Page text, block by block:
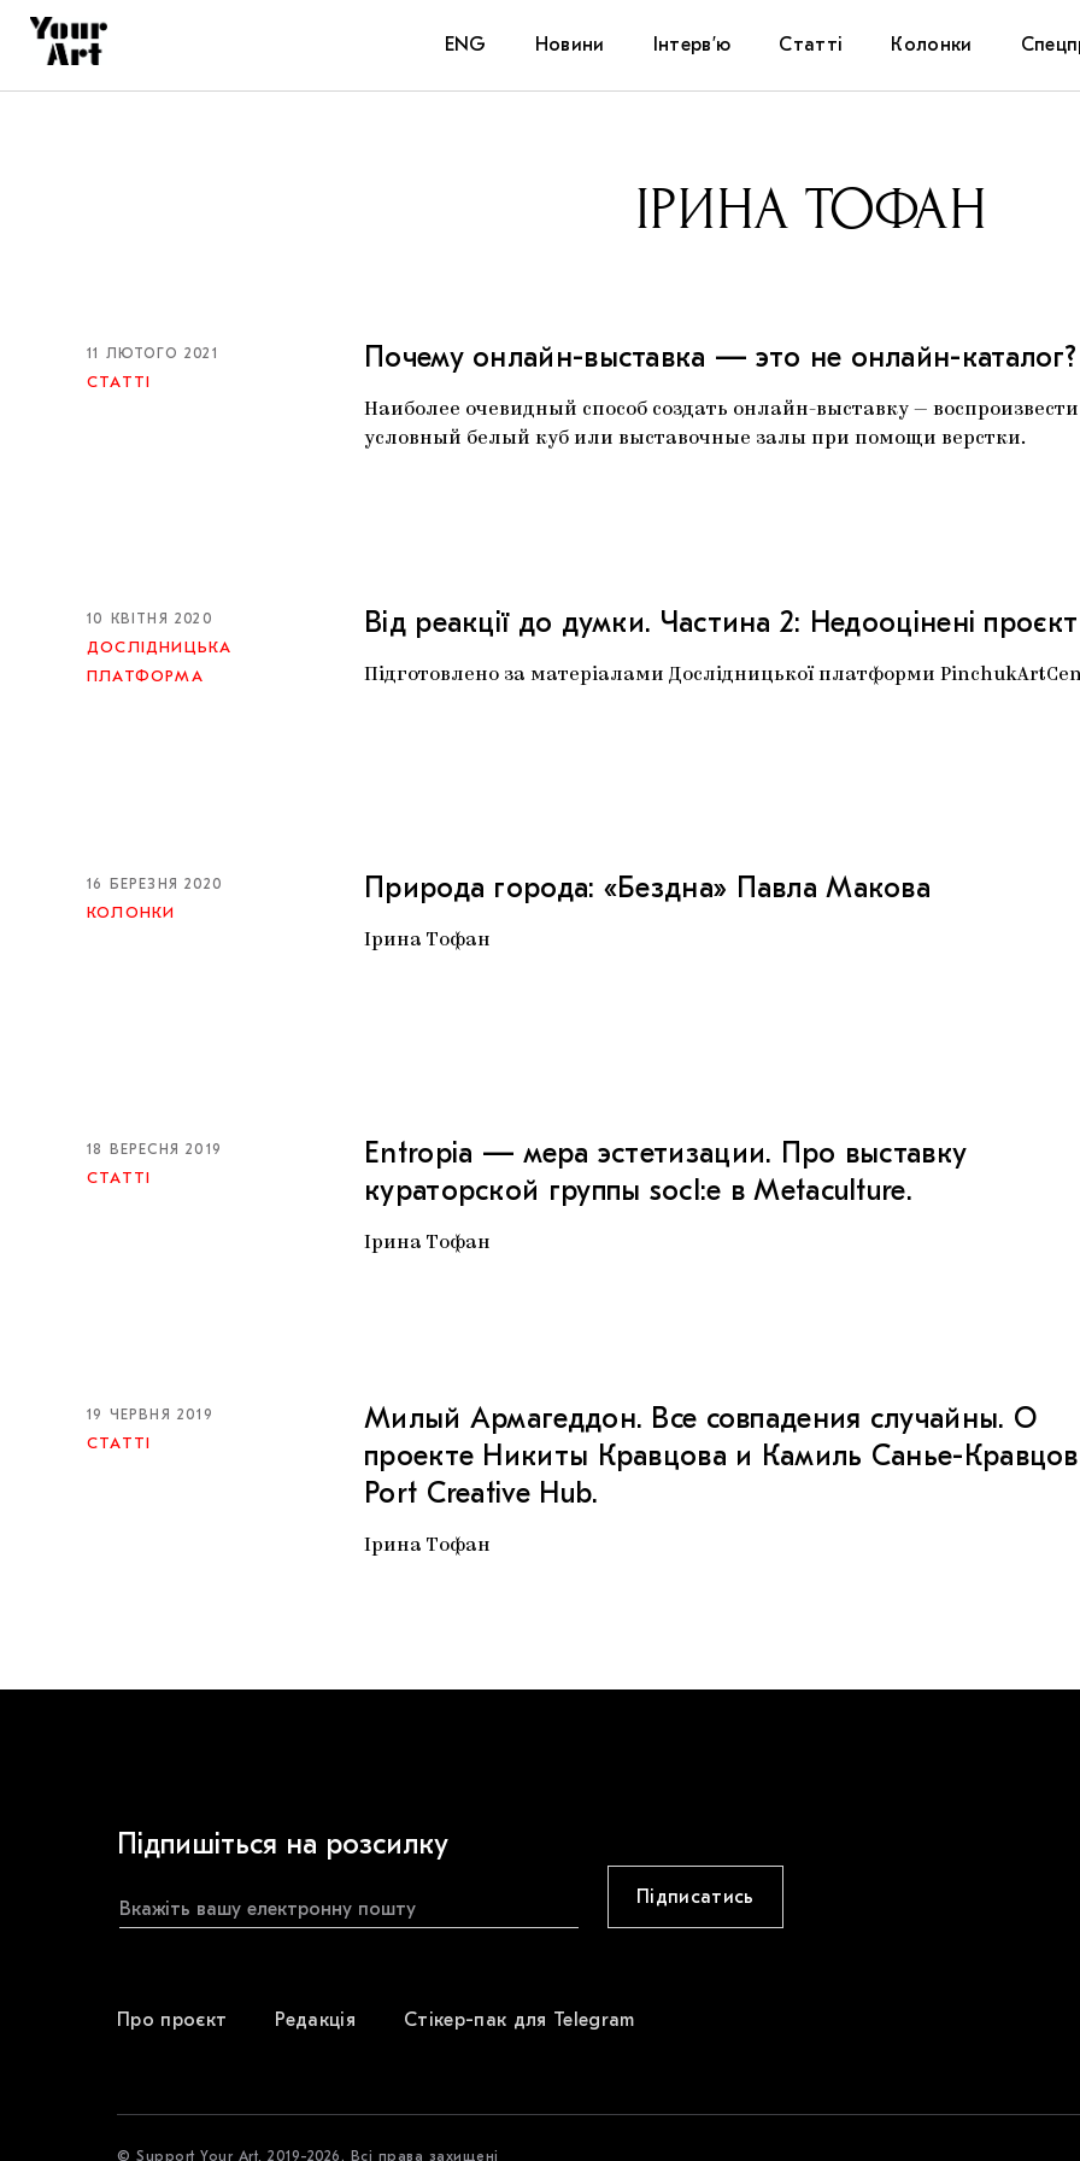
ENG Новини Інтерв’ю Статті Колонки
ІРИНА ТОФАН
11 ЛЮТОГО 2021
СТАТТІ
Почему онлайн-выставка — это не онлайн-каталог?
Наиболее очевидный способ создать онлайн-выставку — воспроизвести
условный белый куб или выставочные залы при помощи верстки.
10 КВІТНЯ 2020
ДОСЛІДНИЦЬКА
ПЛАТФОРМА
Від реакції до думки. Частина 2: Недооцінені
Підготовлено за матеріалами Дослідницької платформи
16 БЕРЕЗНЯ 2020
КОЛОНКИ
Природа города: «Бездна» Павла Макова
Ірина Тофан
18 ВЕРЕСНЯ 2019
СТАТТІ
Entropia — мера эстетизации. Про выставку
кураторской группы socl:e в Metaculture.
Ірина Тофан
19 ЧЕРВНЯ 2019
СТАТТІ
Милый Армагеддон. Все совпадения случайны. О
проекте Никиты Кравцова и Камиль Санье-
Port Creative Hub.
Ірина Тофан
Підпишіться на розсилку
Підписатись
Про проєкт Редакція Стікер-пак для Telegram
© Support Your Art, 2019-2026. Всі права захищені